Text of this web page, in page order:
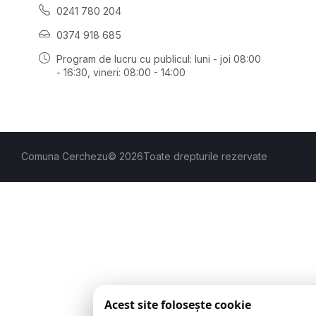
0241 780 204
0374 918 685
Program de lucru cu publicul: luni - joi 08:00
- 16:30 , vineri: 08:00 - 14:00
Comuna Cerchezu© 2026Toate drepturile rezervate
Acest site folosește cookie